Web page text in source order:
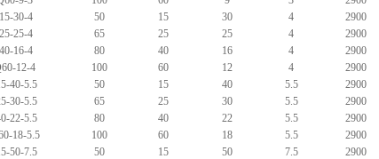
30-4
50 15 30 4
2900
25-4
65 25 25 4
2900
16-4
80 40 16 4
2900
12-4
100 60 12 4
2900
40-5.5
50 15 40 5.5
2900
30-5.5
65 25 30 5.5
2900
22-5.5
80 40 22 5.5
2900
18-5.5
100 60 18 5.5
2900
50-7.5
50 15 50 7.5
2900